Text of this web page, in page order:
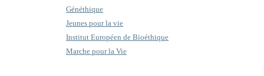
Généthique
Jeunes pour la vie
Institut Européen de Bioéthique
Marche pour la Vie